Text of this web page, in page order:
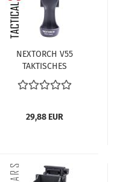
NEXTORCH V55
TAKTISCHES
TASCHENLAMPEN
HOLSTER - 360GRAD
SCHNELLVERSCHLUSS,
29,88 EUR